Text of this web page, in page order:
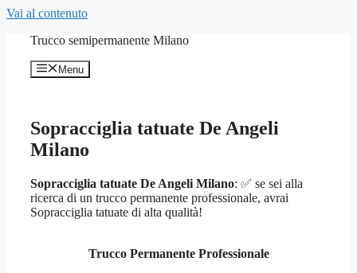
Vai al contenuto
Trucco semipermanente Milano
Menu
Sopracciglia tatuate De Angeli
Milano
Sopracciglia tatuate De Angeli Milano: ✅ se sei alla
ricerca di un trucco permanente professionale, avrai
Sopracciglia tatuate di alta qualità!
Trucco Permanente Professionale